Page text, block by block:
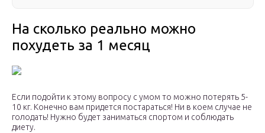
На сколько реально можно
похудеть за 1 месяц
Если подойти к этому вопросу с умом то можно потерять 5-
10 кг. Конечно вам придется постараться! Ни в коем случае не
голодать! Нужно будет заниматься спортом и соблюдать
диету.